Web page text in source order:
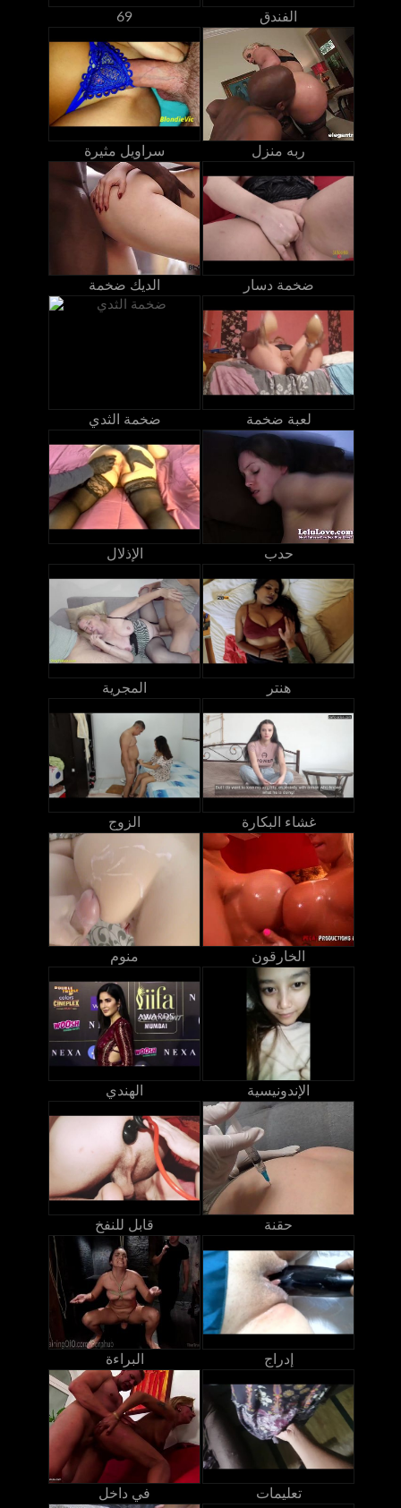
69 الفندق
سراويل مثيرة ربه منزل
الديك ضخمة ضخمة دسار
ضخمة الثدي لعبة ضخمة
الإذلال حدب
المجرية هنتر
الزوج غشاء البكارة
منوم الخارقون
الهندي الإندونيسية
قابل للنفخ حقنة
البراءة إدراج
في داخل تعليمات